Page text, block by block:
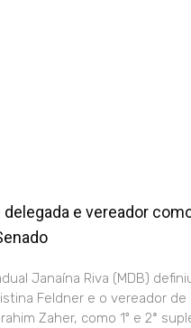
e vereador
Janaína Riva (MDB)
Feldner e o vereador de
Zaher, como 1º e 2ª